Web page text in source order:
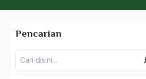
Pencarian
Periode Masa Aktif di NU